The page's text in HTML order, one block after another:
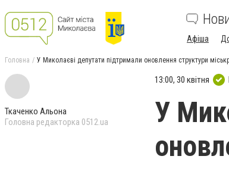
Афіша
Головна У Миколаєві депутати підтримали оновлення структури
Ткаченко Альона
Головна редакторка 0512.ua
13:00, 30 квітня
У